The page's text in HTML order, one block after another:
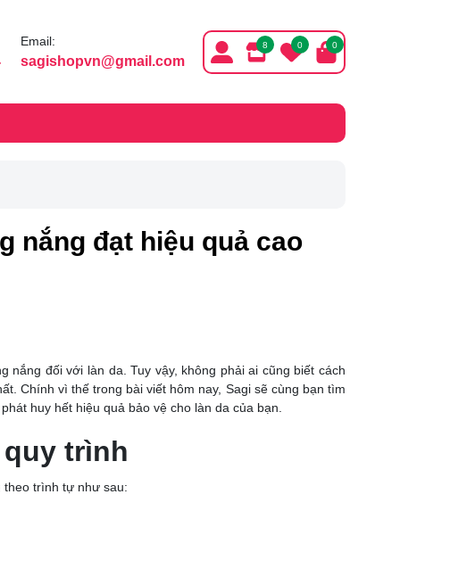
Email:
sagishopvn@gmail.com
8 0 0
nắng đạt hiệu quả cao
đối với làn da. Tuy vậy, không phải ai cũng biết cách
Chính vì thế trong bài viết hôm nay, Sagi sẽ cùng bạn tìm
huy hết hiệu quả bảo vệ cho làn da của bạn.
trình
theo trình tự như sau: